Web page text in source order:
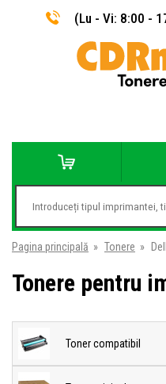
(Lu - Vi: 8:00 -
Pagina principală » Tonere » Dell
Tonere pentru
Toner compatibil